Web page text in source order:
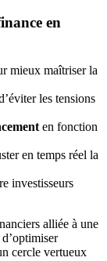
en
mieux maîtriser la
les tensions
en fonction
en temps réel la
investisseurs
alliée à une
cercle vertueux